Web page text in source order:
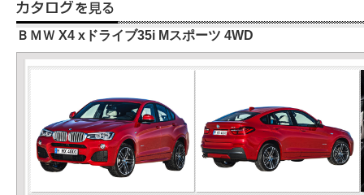
ＢＭＷ X4 xドライブ35i Mスポーツ 4WD